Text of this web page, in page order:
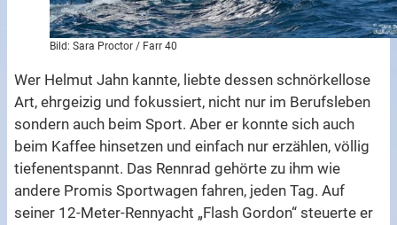
Bild: Sara Proctor / Farr 40
Wer Helmut Jahn kannte, liebte dessen schnörkellose
Art, ehrgeizig und fokussiert, nicht nur im Berufsleben
sondern auch beim Sport. Aber er konnte sich auch
beim Kaffee hinsetzen und einfach nur erzählen, völlig
tiefenentspannt. Das Rennrad gehörte zu ihm wie
andere Promis Sportwagen fahren, jeden Tag. Auf
seiner 12-Meter-Rennyacht „Flash Gordon“ steuerte er